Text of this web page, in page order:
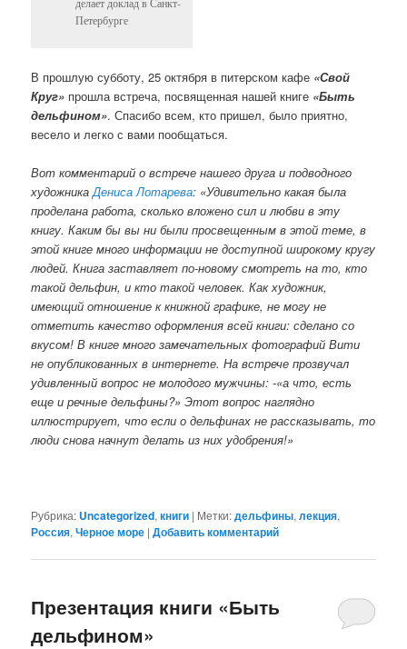
Петербурге
В прошлую субботу, 25 октября в питерском кафе «Свой
Круг» прошла встреча, посвященная нашей книге «Быть
дельфином». Спасибо всем, кто пришел, было приятно,
весело и легко с вами пообщаться.
Вот комментарий о встрече нашего друга и подводного
художникаДениса Лотарева: «Удивительно какая была
проделана работа, сколько вложено сил и любви в эту
книгу. Каким бы вы ни были просвещенным в этой теме, в
этой книге много информации не доступной широкому кругу
людей. Книга заставляет по-новому смотреть на то, кто
такой дельфин, и кто такой человек. Как художник,
имеющий отношение к книжной графике, не могу не
отметить качество оформления всей книги: сделано со
вкусом! В книге много замечательных фотографий Вити
не опубликованных в интернете. На встрече прозвучал
удивленный вопрос не молодого мужчины: -«а что, есть
еще и речные дельфины?» Этот вопрос наглядно
иллюстрирует, что если о дельфинах не рассказывать, то
люди снова начнут делать из них удобрения!»
Рубрика: Uncategorized,книги | Метки:дельфины,лекция,
Россия,Черное море |Добавить комментарий
Презентация книги «Быть
дельфином»